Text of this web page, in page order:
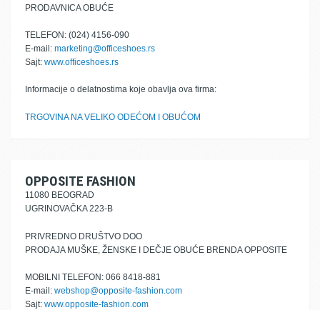
PRODAVNICA OBUĆE
TELEFON: (024) 4156-090
E-mail: marketing@officeshoes.rs
Sajt: www.officeshoes.rs
Informacije o delatnostima koje obavlja ova firma:
TRGOVINA NA VELIKO ODEĆOM I OBUĆOM
OPPOSITE FASHION
11080 BEOGRAD
UGRINOVAČKA 223-B
PRIVREDNO DRUŠTVO DOO
PRODAJA MUŠKE, ŽENSKE I DEČJE OBUĆE BRENDA OPPOSITE
MOBILNI TELEFON: 066 8418-881
E-mail: webshop@opposite-fashion.com
Sajt: www.opposite-fashion.com